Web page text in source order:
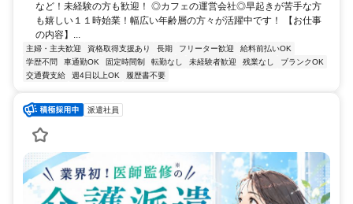
など！未経験の方も歓迎！ ◎カフェの運営会社◎早起きが苦手な方
も嬉しい１１時始業！幅広い年齢層の方々が活躍中です！ 【お仕事
の内容】...
主婦・主夫歓迎 資格取得支援あり 長期 フリーター歓迎
給料前払いOK
学歴不問
車通勤OK 固定時間制 転勤なし 未経験者歓迎 残業なし
ブランクOK
交通費支給
週4日以上OK 履歴書不要
派遣社員